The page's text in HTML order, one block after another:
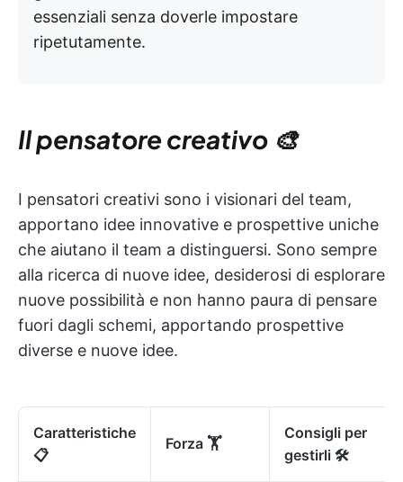
essenziali senza doverle impostare
ripetutamente.
Il pensatore creativo 🎨
I pensatori creativi sono i visionari del team,
apportano idee innovative e prospettive uniche
che aiutano il team a distinguersi. Sono sempre
alla ricerca di nuove idee, desiderosi di esplorare
nuove possibilità e non hanno paura di pensare
fuori dagli schemi, apportando prospettive
diverse e nuove idee.
Caratteristiche
📋
Forza 🏋
Consigli per
gestirli 🛠️